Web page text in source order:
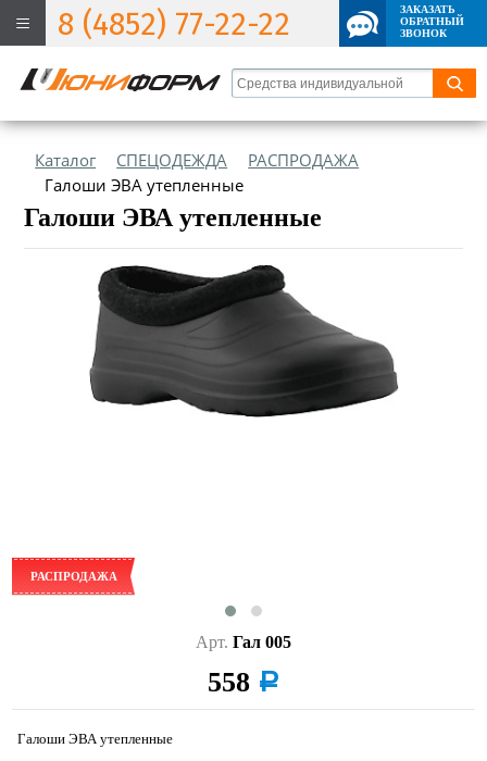
8 (4852) 77-22-22
ЗАКАЗАТЬ
ОБРАТНЫЙ
ЗВОНОК
Каталог СПЕЦОДЕЖДА
РАСПРОДАЖА
Галоши ЭВА утепленные
Галоши ЭВА утепленные
РАСПРОДАЖА
Арт. Гал 005
558 a
Галоши ЭВА утепленные